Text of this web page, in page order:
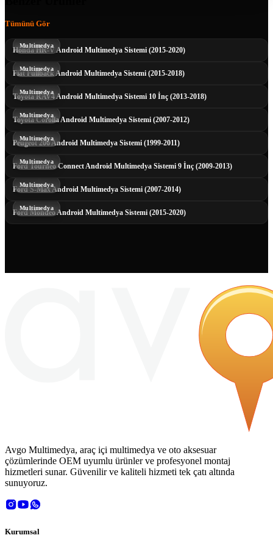
Tümünü Gör
Honda HR-V Android Multimedya Sistemi (2015-2020)
Multimedya
Fiat Fullback Android Multimedya Sistemi (2015-2018)
Multimedya
Toyota RAV4 Android Multimedya Sistemi 10 İnç (2013-2018)
Multimedya
Toyota Corolla Android Multimedya Sistemi (2007-2012)
Multimedya
Peugeot 206 Android Multimedya Sistemi (1999-2011)
Multimedya
Ford Tourneo Connect Android Multimedya Sistemi 9 İnç (2009-2013)
Multimedya
Ford S-Max Android Multimedya Sistemi (2007-2014)
Multimedya
Ford Mondeo Android Multimedya Sistemi (2015-2020)
Multimedya
Avgo Multimedya, araç içi multimedya ve oto aksesuar
çözümlerinde OEM uyumlu ürünler ve profesyonel montaj
hizmetleri sunar. Güvenilir ve kaliteli hizmeti tek çatı altında
sunuyoruz.
Kurumsal